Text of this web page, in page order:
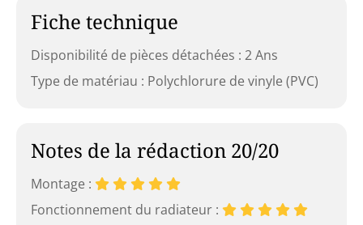
Fiche technique
Disponibilité de pièces détachées : 2 Ans
Type de matériau : Polychlorure de vinyle (PVC)
Notes de la rédaction 20/20
Montage :
Fonctionnement du radiateur :